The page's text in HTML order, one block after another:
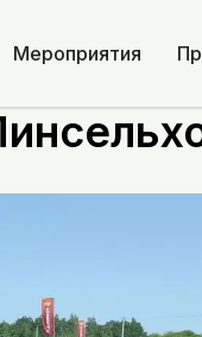
Мероприятия